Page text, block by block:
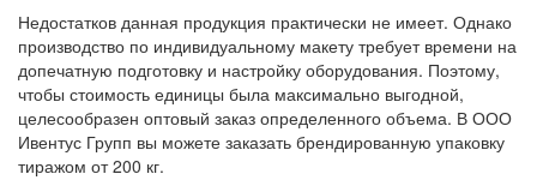
Недостатков данная продукция практически не имеет. Однако
производство по индивидуальному макету требует времени на
допечатную подготовку и настройку оборудования. Поэтому,
чтобы стоимость единицы была максимально выгодной,
целесообразен оптовый заказ определенного объема. В ООО
Ивентус Групп вы можете заказать брендированную упаковку
тиражом от 200 кг.